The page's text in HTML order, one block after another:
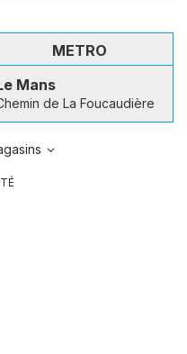
METRO
Mans
de La Foucaudière